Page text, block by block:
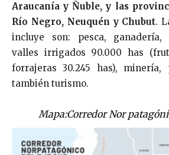
Araucanía y Ñuble, y las
Río Negro, Neuquén y Chubut.
incluye son: pesca, ganadería,
valles irrigados 90.000 has
forrajeras 30.245 has),
también turismo.
Mapa:Corredor Nor